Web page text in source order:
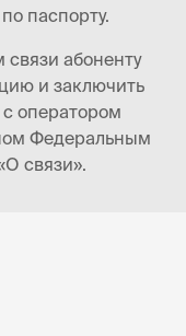
паспорту.
связи абоненту
и заключить
с оператором
Федеральным
связи».